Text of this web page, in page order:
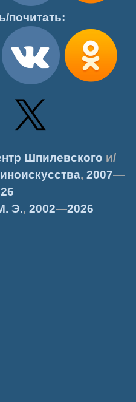
почитать:
Шпилевского и/
, 2007—
Э., 2002—2026